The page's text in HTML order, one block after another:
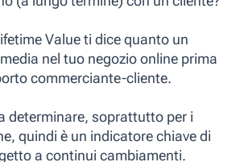
Value ti dice quanto un
nel tuo negozio online prima
commerciante-cliente.
determinare, soprattutto per i
quindi è un indicatore chiave di
a continui cambiamenti.